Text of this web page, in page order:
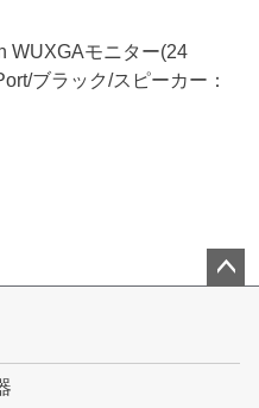
WUXGAモニター(24
ブラック/スピーカー：
ップ